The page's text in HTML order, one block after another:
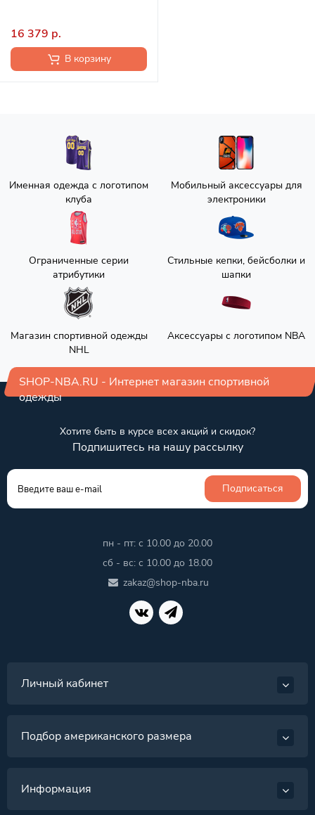
16 379 р.
В корзину
Именная одежда с логотипом
клуба
Мобильный аксессуары для
электроники
Ограниченные серии
атрибутики
Стильные кепки, бейсболки и
шапки
Магазин спортивной одежды
NHL
Аксессуары с логотипом NBA
SHOP-NBA.RU - Интернет магазин спортивной
одежды
Хотите быть в курсе всех акций и скидок?
Подпишитесь на нашу рассылку
Подписаться
пн - пт: с 10.00 до 20.00
сб - вс: с 10.00 до 18.00
zakaz@shop-nba.ru
Личный кабинет
Подбор американского размера
Информация